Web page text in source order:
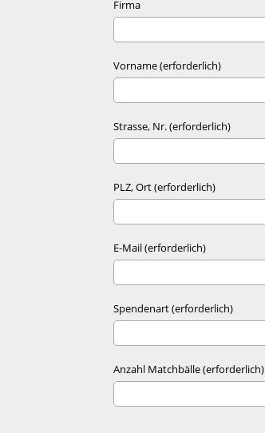
Firma
Vorname (erforderlich)
Strasse, Nr. (erforderlich)
PLZ, Ort (erforderlich)
E-Mail (erforderlich)
Spendenart (erforderlich)
Anzahl Matchbälle (erforderlich)